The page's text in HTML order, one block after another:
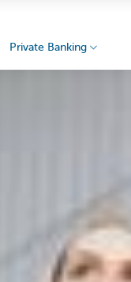
Private Banking